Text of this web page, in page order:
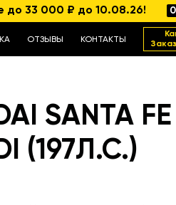
до 33 000 ₽ до 10.08.26!
ОТЗЫВЫ КОНТАКТЫ
SANTA FE
(197Л.С.)